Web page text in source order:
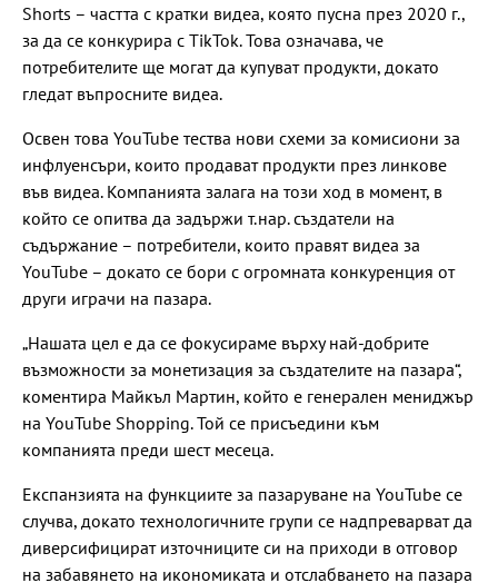
Shorts – частта с кратки видеа, която пусна през 2020 г.,
за да се конкурира с TikTok. Това означава, че
потребителите ще могат да купуват продукти, докато
гледат въпросните видеа.
Освен това YouTube тества нови схеми за комисиони за
инфлуенсъри, които продават продукти през линкове
във видеа. Компанията залага на този ход в момент, в
който се опитва да задържи т.нар. създатели на
съдържание – потребители, които правят видеа за
YouTube – докато се бори с огромната конкуренция от
други играчи на пазара.
„Нашата цел е да се фокусираме върху най-добрите
възможности за монетизация за създателите на пазара“,
коментира Майкъл Мартин, който е генерален мениджър
на YouTube Shopping. Той се присъедини към
компанията преди шест месеца.
Експанзията на функциите за пазаруване на YouTube се
случва, докато технологичните групи се надпреварват да
диверсифицират източниците си на приходи в отговор
на забавянето на икономиката и отслабването на пазара